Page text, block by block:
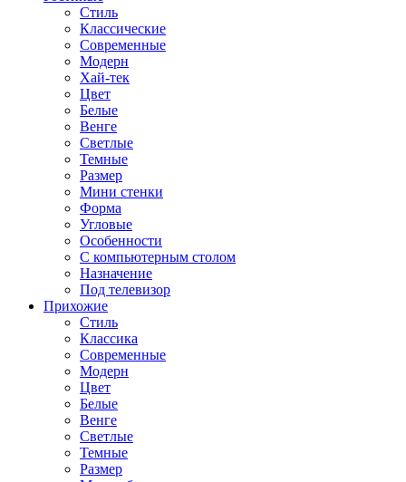
Стиль
Классические
Современные
Модерн
Хай-тек
Цвет
Белые
Венге
Светлые
Темные
Размер
Мини стенки
Форма
Угловые
Особенности
С компьютерным столом
Назначение
Под телевизор
Прихожие
Стиль
Классика
Современные
Модерн
Цвет
Белые
Венге
Светлые
Темные
Размер